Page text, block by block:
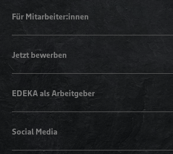
Für Mitarbeiter:innen
Jetzt bewerben
EDEKA als Arbeitgeber
Social Media